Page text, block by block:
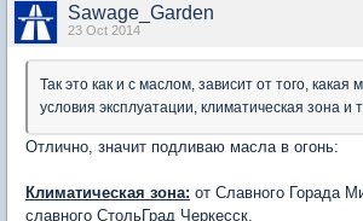
Sawage_Garden
23 Oct 2014
Так это как и с маслом, зависит от того, какая
условия эксплуатации, климатическая зона и
Отлично, значит подливаю масла в огонь:
Климатическая зона: от Славного Горада
славного СтольГрад Черкесск.